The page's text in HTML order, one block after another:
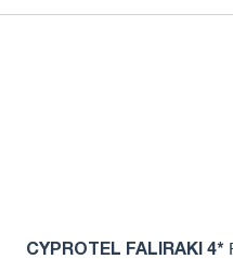
CYPROTEL FALIRAKI 4*